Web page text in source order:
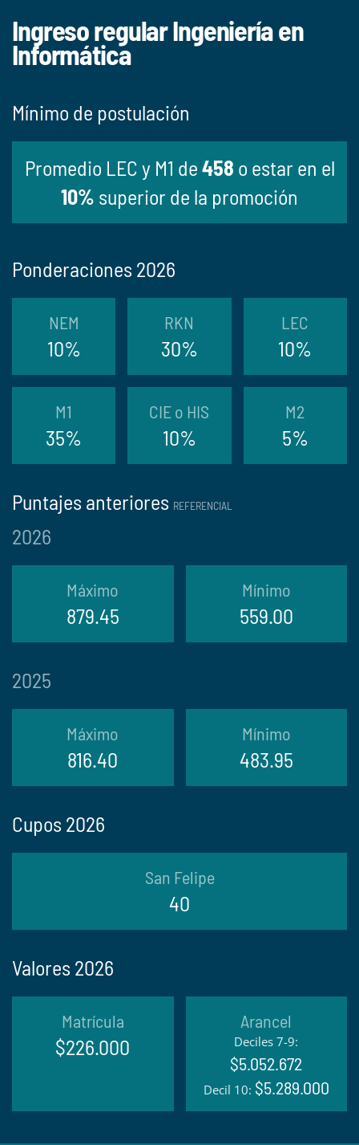
Ingreso regular Ingeniería en
Informática
Mínimo de postulación
Promedio LEC y M1 de458 o estar en el
10% superior de la promoción
Ponderaciones 2026
NEM
10%
RKN
30%
LEC
10%
M1
35%
CIE o HIS
10%
M2
5%
Puntajes anteriores REFERENCIAL
2026
Máximo
879.45
Mínimo
559.00
2025
Máximo
816.40
Mínimo
483.95
Cupos 2026
San Felipe
40
Valores 2026
Matrícula
$226.000
Arancel
Deciles 7-9:
$5.052.672
Decil 10: $5.289.000